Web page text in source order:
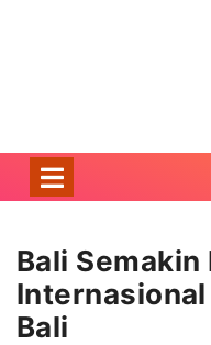
Bali Semakin
Bali